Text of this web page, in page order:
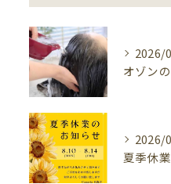
2026/
オゾン
2026/
夏季休